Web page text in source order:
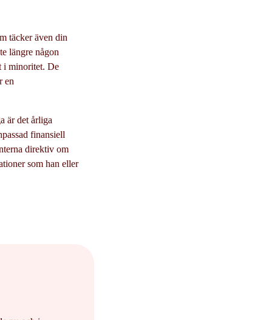
täcker även din
längre någon
i minoritet. De
en
är det årliga
finansiell
direktiv om
som han eller